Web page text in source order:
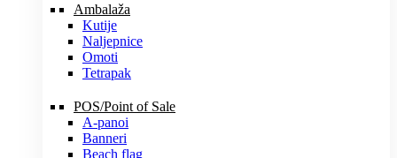
Ambalaža
Kutije
Naljepnice
Omoti
Tetrapak
POS/Point of Sale
A-panoi
Banneri
Beach flag